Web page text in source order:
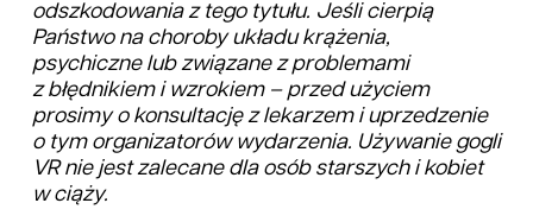
odszkodowania z tego tytułu. Jeśli cierpią
Państwo na choroby układu krążenia,
psychiczne lub związane z problemami
z błędnikiem i wzrokiem – przed użyciem
prosimy o konsultację z lekarzem i uprzedzenie
o tym organizatorów wydarzenia. Używanie gogli
VR nie jest zalecane dla osób starszych i kobiet
w ciąży.